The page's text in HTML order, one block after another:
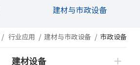
建材与市政设备
行业应用 建材与市政设备 市政设备
建材设备